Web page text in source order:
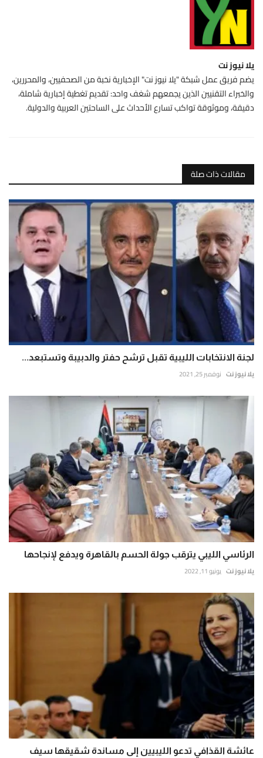
يلا نيوز نت
يضم فريق عمل شبكة "يلا نيوز نت" الإخبارية نخبة من الصحفيين، والمحررين،
والخبراء التقنيين الذين يجمعهم شغف واحد: تقديم تغطية إخبارية شاملة،
دقيقة، وموثوقة تواكب تسارع الأحداث على الساحتين العربية والدولية.
مقالات ذات صلة
لجنة الانتخابات الليبية تقبل ترشح حفتر والدبيبة وتستبعد...
يلا نيوز نت نوفمبر 25, 2021
الرئاسي الليبي يترقب جولة الحسم بالقاهرة ويدفع لإنجاحها
يلا نيوز نت يونيو 11, 2022
عائشة القذافي تدعو الليبيين إلى مساندة شقيقها سيف